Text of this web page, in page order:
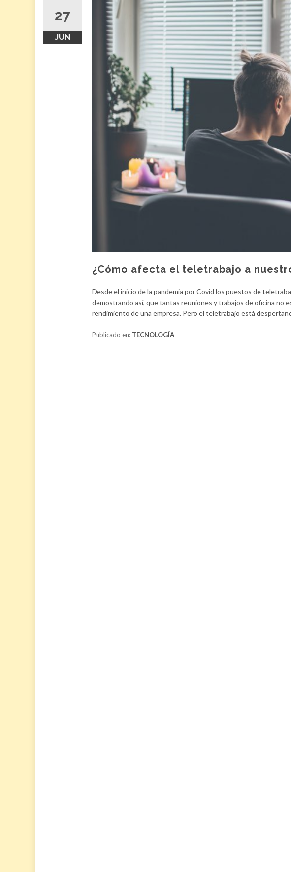
27
JUN
¿Cómo afecta el teletrabajo a
Desde el inicio de la pandemia por Covid los puestos de
demostrando así, que tantas reuniones y trabajos de oficina no
rendimiento de una empresa. Pero el teletrabajo está
Publicado en: TECNOLOGÍA